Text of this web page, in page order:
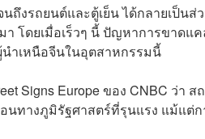
ถึงรถยนต์และตู้เย็น ได้กลายเป็นส่
โดยเมื่อเร็วๆ นี้ ปัญหาการขาดแ
นำเหนือจีนในอุตสาหกรรมนี้
Signs Europe ของ CNBC ว่า ส
นทางภูมิรัฐศาสตร์ที่รุนแรง แม้แต่ก